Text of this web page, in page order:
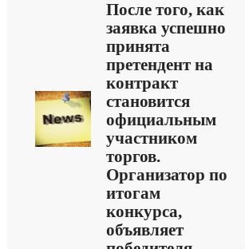
После того, как
заявка успешно
принята
претендент на
контракт
становится
официальным
участником
торгов.
Организатор по
итогам
конкурса,
объявляет